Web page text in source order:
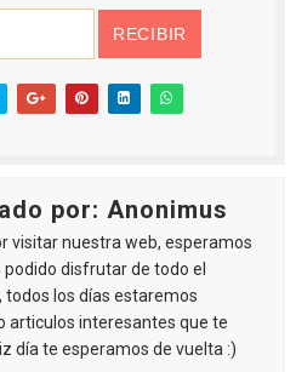
por: Anonimus
visitar nuestra web, esperamos
podido disfrutar de todo el
todos los días estaremos
articulos interesantes que te
día te esperamos de vuelta :)